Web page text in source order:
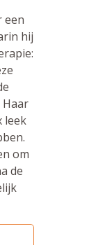
een
hij
Haar
leek
om
de